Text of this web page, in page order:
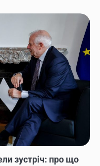
зустріч: про що